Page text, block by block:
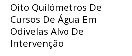
Oito Quilómetros De
Cursos De Água Em
Odivelas Alvo De
Intervenção